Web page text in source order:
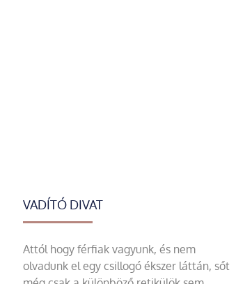
VADÍTÓ DIVAT
Attól hogy férfiak vagyunk, és nem
olvadunk el egy csillogó ékszer láttán, sőt